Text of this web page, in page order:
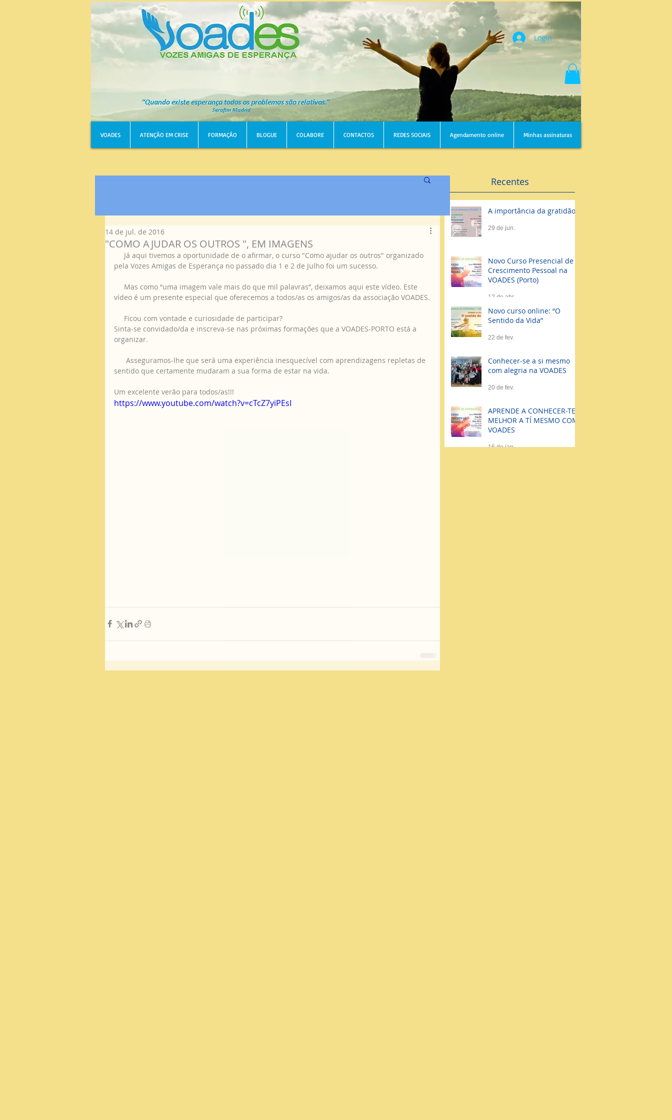
Login
VOADES ATENÇÃO EM CRISE FORMAÇÃO BLOGUE COLABORE CONTACTOS REDES SOCIAIS Agendamento online Minhas assinaturas
Recentes
A importância da gratidão
29 de jun.
Novo Curso Presencial de
Crescimento Pessoal na
VOADES (Porto)
12 de abr.
Novo curso online: “O
Sentido da Vida”
22 de fev.
Conhecer-se a si mesmo
com alegria na VOADES
20 de fev.
APRENDE A CONHECER-TE
MELHOR A TÍ MESMO COM
VOADES
16 de jan.
"COMO AJUDAR OS OUTROS ", EM IMAGENS
14 de jul. de 2016
pela Vozes Amigas de Esperança no passado dia 1 e 2 de Julho foi um sucesso.
vídeo é um presente especial que oferecemos a todos/as os amigos/as da associação VOADES.
     Ficou com vontade e curiosidade de participar?
Sinta-se convidado/da e inscreva-se nas próximas formações que a VOADES-PORTO está a
organizar.
sentido que certamente mudaram a sua forma de estar na vida.
Um excelente verão para todos/as!!!
https://www.youtube.com/watch?v=cTcZ7yiPEsI